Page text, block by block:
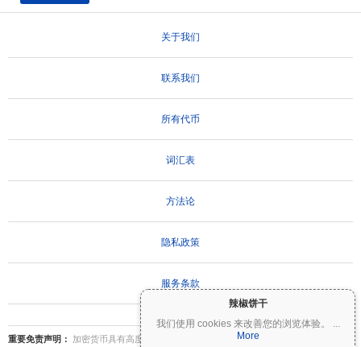
辣椒饼干
我们使用 cookies 来改善您的浏览体验。
...
More
关于我们
联系我们
所有代币
词汇表
方法论
隐私政策
服务条款
重要免责声明：
加密货币具有高度波动性，存在重大风险。您可能会损失部分或全部投